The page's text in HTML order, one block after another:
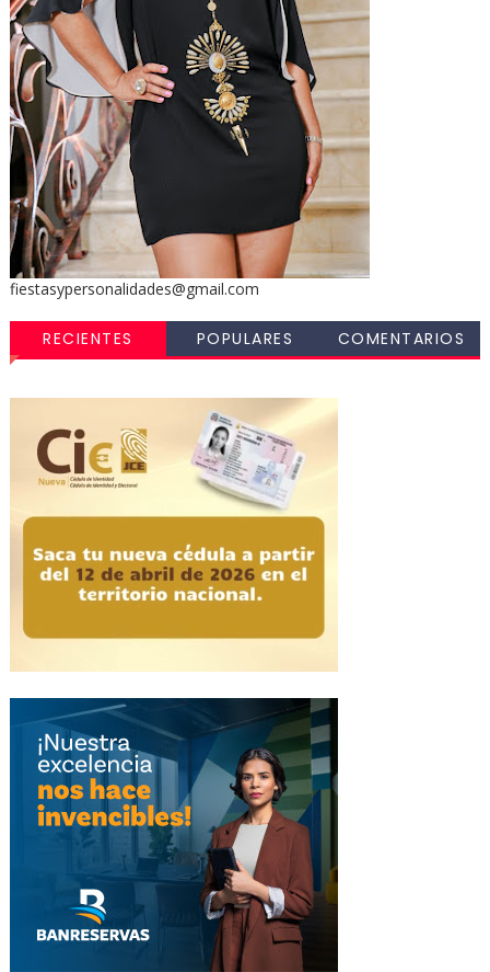
fiestasypersonalidades@gmail.com
RECIENTES POPULARES COMENTARIOS